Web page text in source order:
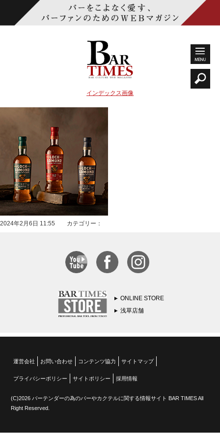
インデックス画像
2024年2月6日 11:55 カテゴリー：
ONLINE STORE
浅草店舗
運営会社 お問い合わせ コンテンツ協力 サイトマップ
プライバシーポリシー サイトポリシー 採用情報
(C)2026 バーテンダーの為のバーやカクテルに関する情報サイト BAR TIMES All
Right Reserved.